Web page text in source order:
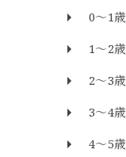
0～1歳
1～2歳
2～3歳
3～4歳
4～5歳